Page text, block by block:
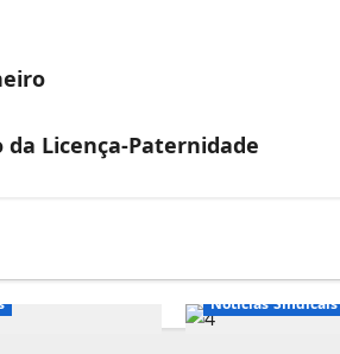
Licença-Paternidade
Notícias Sindicais